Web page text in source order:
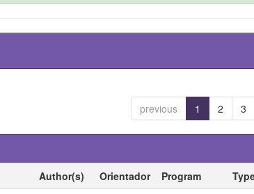
previous 1 2 3
Author(s) Orientador Program